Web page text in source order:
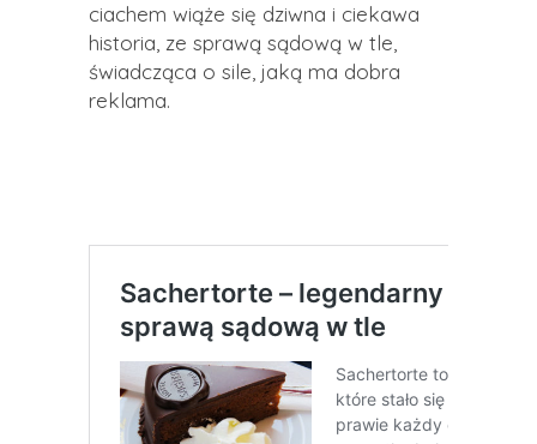
ciachem wiąże się dziwna i ciekawa
historia, ze sprawą sądową w tle,
świadcząca o sile, jaką ma dobra
reklama.